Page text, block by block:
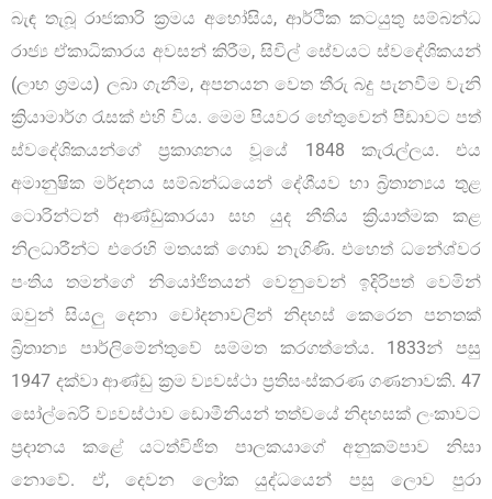
බැඳ තැබූ රාජකාරි ක්‍රමය අහෝසිය, ආර්ථික කටයුතු සම්බන්ධ
රාජ්‍ය ඒකාධිකාරය අවසන් කිරීම, සිවිල් සේවයට ස්වදේශිකයන්
(ලාභ ශ්‍රමය) ලබා ගැනීම, අපනයන වෙත තීරු බදු පැනවීම වැනි
ක්‍රියාමාර්ග රැසක් එහි විය. මෙම පියවර හේතුවෙන් පීඩාවට පත්
ස්වදේශිකයන්ගේ ප්‍රකාශනය වූයේ 1848 කැරැල්ලය. එය
අමානුෂික මර්දනය සම්බන්ධයෙන් දේශීයව හා බ්‍රිතාන්‍යය තුළ
ටොරින්ටන් ආණ්ඩුකාරයා සහ යුද නීතිය ක්‍රියාත්මක කළ
නිලධාරීන්ට එරෙහි මතයක් ගොඩ නැගිණි. එහෙත් ධනේශ්වර
පංතිය තමන්ගේ නියෝජිතයන් වෙනුවෙන් ඉදිරිපත් වෙමින්
ඔවුන් සියලු දෙනා චෝදනාවලින් නිදහස් කෙරෙන පනතක්
බ්‍රිතාන්‍ය පාර්ලිමේන්තුවේ සම්මත කරගත්තේය. 1833න් පසු
1947 දක්වා ආණ්ඩු ක්‍රම ව්‍යවස්ථා ප්‍රතිසංස්කරණ ගණනාවකි. 47
සෝල්බෙරි ව්‍යවස්ථාව ඩොමීනියන් තත්වයේ නිදහසක් ලංකාවට
ප්‍රදානය කළේ යටත්විජිත පාලකයාගේ අනුකම්පාව නිසා
නොවේ. ඒ, දෙවන ලෝක යුද්ධයෙන් පසු ලොව පුරා